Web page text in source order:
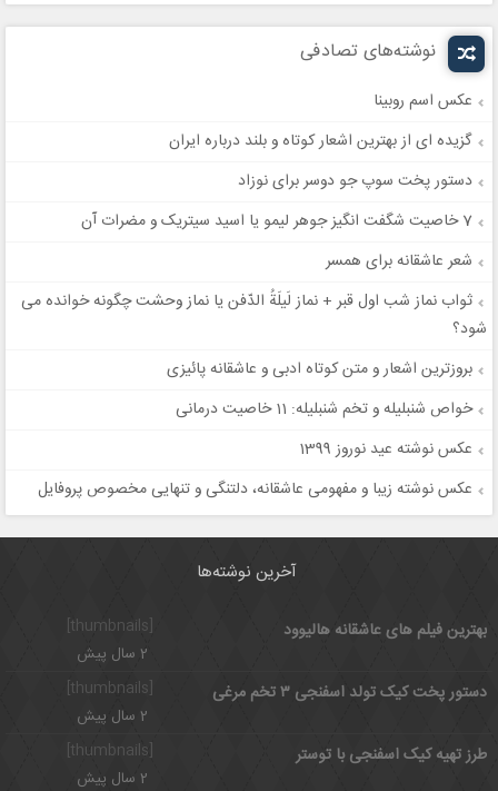
نوشته‌های تصادفی
عکس اسم روبینا
گزیده ای از بهترین اشعار کوتاه و بلند درباره ایران
دستور پخت سوپ جو دوسر برای نوزاد
7 خاصیت شگفت انگیز جوهر لیمو یا اسید سیتریک و مضرات آن
شعر عاشقانه برای همسر
ثواب نماز شب اول قبر + نماز لَیلَةُ الدّفن یا نماز وحشت چگونه خوانده می
شود؟
بروزترین اشعار و متن کوتاه ادبی و عاشقانه پائیزی
خواص شنبلیله و تخم شنبلیله: 11 خاصیت درمانی
عکس نوشته عید نوروز 1399
عکس نوشته زیبا و مفهومی عاشقانه، دلتنگی و تنهایی مخصوص پروفایل
آخرین نوشته‌ها
بهترین فیلم های عاشقانه هالیوود
2 سال پیش
[thumbnails]
دستور پخت کیک تولد اسفنجی ۳ تخم مرغی
2 سال پیش
طرز تهیه کیک اسفنجی با توستر
2 سال پیش